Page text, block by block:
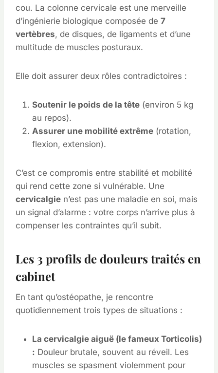
cou. La colonne cervicale est une merveille
d’ingénierie biologique composée de 7
vertèbres, de disques, de ligaments et d’une
multitude de muscles posturaux.
Elle doit assurer deux rôles contradictoires :
Soutenir le poids de la tête (environ 5 kg
au repos).
Assurer une mobilité extrême (rotation,
flexion, extension).
C’est ce compromis entre stabilité et mobilité
qui rend cette zone si vulnérable. Une
cervicalgie n’est pas une maladie en soi, mais
un signal d’alarme : votre corps n’arrive plus à
compenser les contraintes qu’il subit.
Les 3 profils de douleurs traités en
cabinet
En tant qu’ostéopathe, je rencontre
quotidiennement trois types de situations :
La cervicalgie aiguë (le fameux Torticolis)
: Douleur brutale, souvent au réveil. Les
muscles se spasment violemment pour